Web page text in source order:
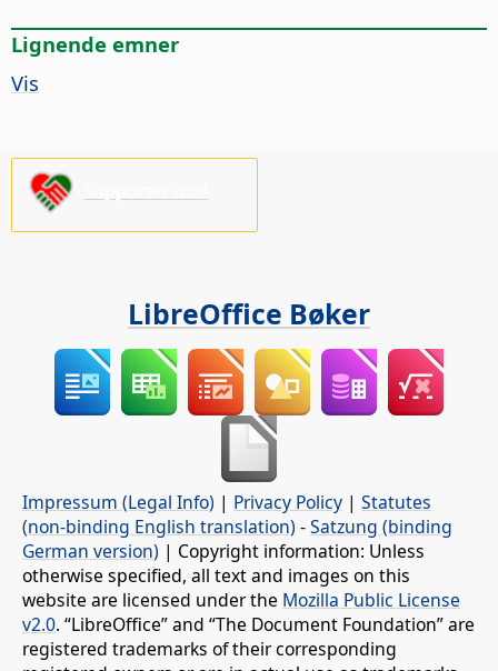
Lignende emner
Vis
LibreOffice Bøker
Impressum (Legal Info) | Privacy Policy | Statutes
(non-binding English translation) -Satzung (binding
German version) | Copyright information: Unless
otherwise specified, all text and images on this
website are licensed under the Mozilla Public License
v2.0. “LibreOffice” and “The Document Foundation” are
registered trademarks of their corresponding